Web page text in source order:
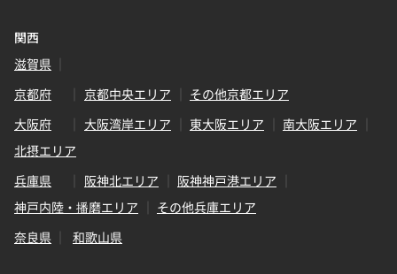
関西
滋賀県
京都府
京都中央エリア
その他京都エリア
大阪府
大阪湾岸エリア 東大阪エリア
南大阪エリア
北摂エリア
兵庫県
阪神北エリア
阪神神戸港エリア
神戸内陸・播磨エリア
その他兵庫エリア
奈良県
和歌山県